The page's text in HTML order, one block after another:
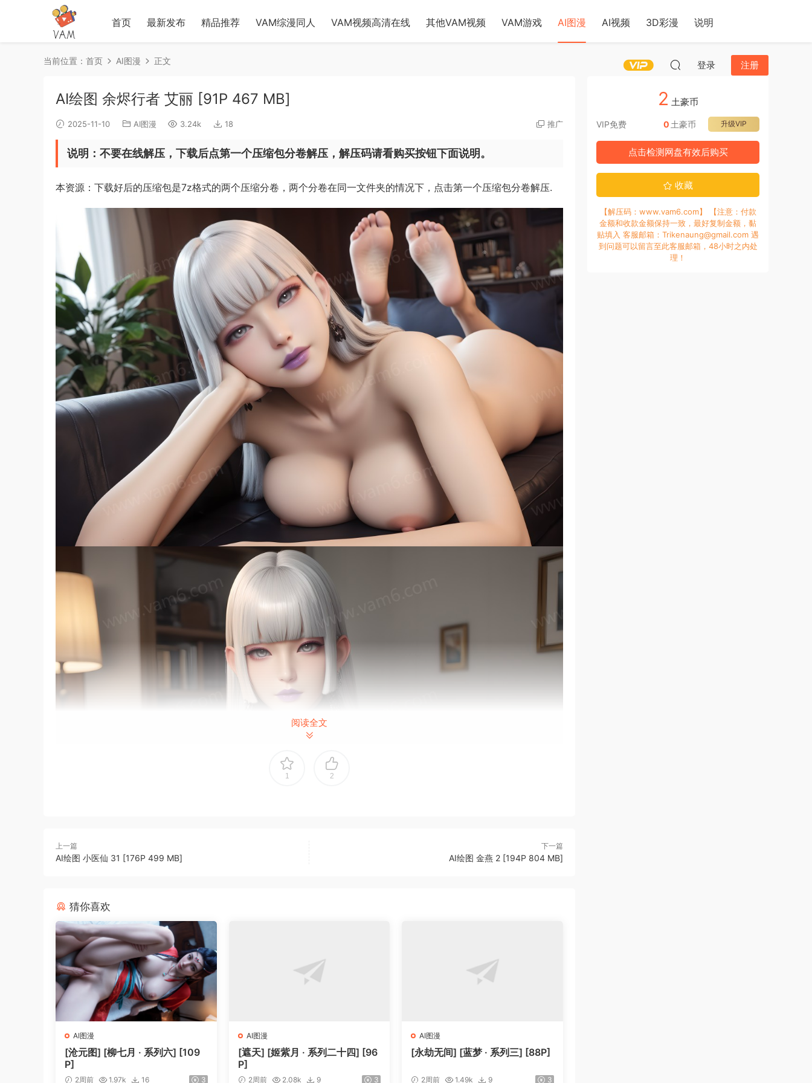
首页 最新发布 精品推荐 VAM综漫同人 VAM视频高清在线 其他VAM视频 VAM游戏 AI图漫 AI视频 3D彩漫 说明
登录 注册
当前位置： 首页 AI图漫 正文
AI绘图 余烬行者 艾丽 [91P 467 MB]
2025-11-10 AI图漫 3.24k 18 推广
说明：不要在线解压，下载后点第一个压缩包分卷解压，解压码请看购买按钮下面说明。
本资源：下载好后的压缩包是7z格式的两个压缩分卷，两个分卷在同一文件夹的情况下，点击第一个压缩包分卷解压.
阅读全文
1 2
上一篇
‎‎‎‎‎‎‎‎‎AI绘图 小医仙 31 [176P 499 MB]
下一篇
AI绘图 金燕 2 [194P 804 MB]
猜你喜欢
AI图漫
[沧元图] [柳七月 · 系列六] [109
P]
2周前 1.97k 16 3
AI图漫
[遮天] [姬紫月 · 系列二十四] [96
P]
2周前 2.08k 9 3
AI图漫
[永劫无间] [蓝梦 · 系列三] [88P]
2周前 1.49k 9 3
2 土豪币
VIP免费 升级VIP
0 土豪币
点击检测网盘有效后购买
收藏
【解压码：www.vam6.com】 【注意：付款
金额和收款金额保持一致，最好复制金额，黏
贴填入 客服邮箱：Trikenaung@gmail.com 遇
到问题可以留言至此客服邮箱，48小时之内处
理！